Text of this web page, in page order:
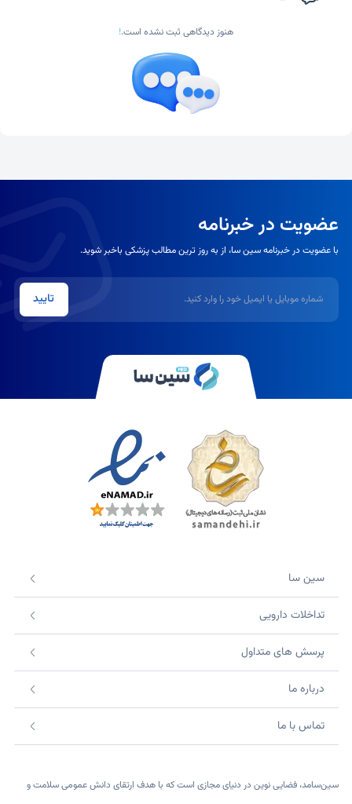
هنوز دیدگاهی ثبت نشده است.!
عضویت در خبرنامه
با عضویت در خبرنامه سین سا، از به روز ترین مطالب پزشکی باخبر شوید.
تایید
سین سا
تداخلات دارویی
پرسش های متداول
درباره ما
تماس با ما
سین‌سامد، فضایی نوین در دنیای مجازی است که با هدف ارتقای دانش عمومی سلامت و